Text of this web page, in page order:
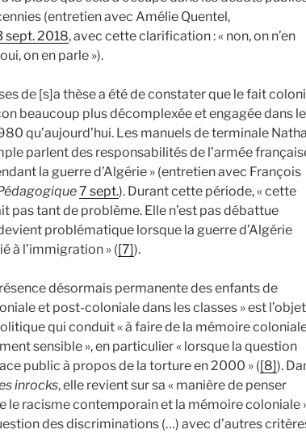
(entretien avec Amélie Quentel,
sept. 2018, avec cette clarification : « non, on n’en
on en parle »).
de [s]a thèse a été de constater que le fait
beaucoup plus décomplexée et engagée dans
qu’aujourd’hui. Les manuels de terminale
parlent des responsabilités de l’armée
la guerre d’Algérie » (entretien avec François
7 sept.). Durant cette période, « cette
pas tant de problème. Elle n’est pas débattue
problématique lorsque la guerre d’Algérie
à l’immigration » ([7]).
désormais permanente des enfants de
et post-coloniale dans les classes » est l’objet
qui conduit « à faire de la mémoire
sensible », en particulier « lorsque la question
public à propos de la torture en 2000 » ([8]).
inrocks, elle revient sur sa « manière de penser
le racisme contemporain et la mémoire coloniale
des discriminations (…) avec d’autres